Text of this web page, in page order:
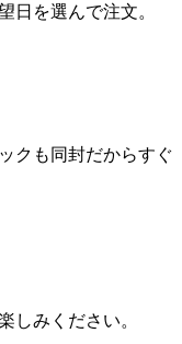
日を選んで注文。
クも同封だからすぐ
しみください。